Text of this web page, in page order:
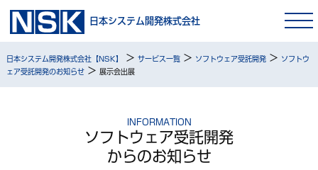
日本システム開発株式会社
日本システム開発株式会社【NSK】 > サービス一覧> ソフトウェア受託開発> ソフトウ
ェア受託開発のお知らせ> 展示会出展
INFORMATION
ソフトウェア受託開発
からのお知らせ